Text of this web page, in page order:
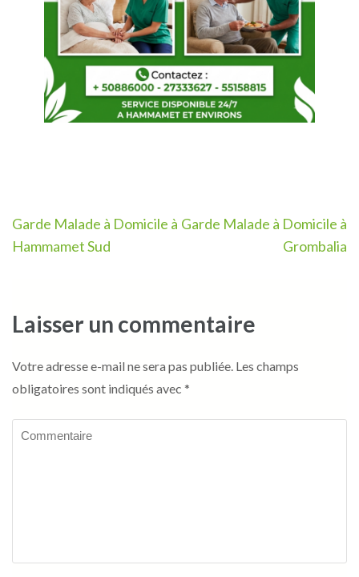
Navigation
de
Garde Malade à Domicile à
Hammamet Sud
Garde Malade à Domicile à
Grombalia
Laisser un commentaire
Votre adresse e-mail ne sera pas publiée. Les champs
obligatoires sont indiqués avec *
Commentaire